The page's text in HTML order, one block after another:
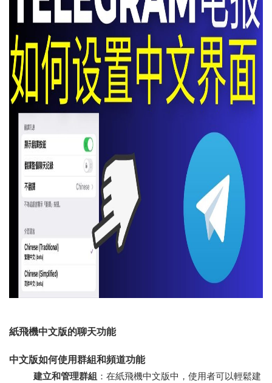
紙飛機中文版的聊天功能
中文版如何使用群組和頻道功能
建立和管理群組 ：在紙飛機中文版中，使用者可以輕鬆建